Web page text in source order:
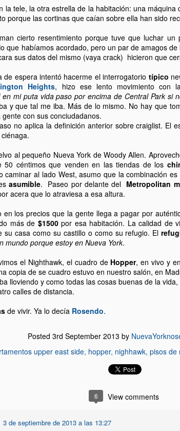
la tele, la otra estrella de la habitación: una máquina
porque las cortinas que caían sobre ella han sido
cierto resentimiento porque tuve que luchar
que habíamos acordado, pero un par de amagos
sus datos del mismo (vaya crack) hicieron que
de espera intentó hacerme el interrogatorio típico
Heights, hizo ese lento movimiento con
en mi puta vida paso por encima de Central Park si
y que tal me iba. Más de lo mismo. No hay que
gente con sus conciudadanos.
no aplica la definición anterior sobre craiglist. El
al pequeño Nueva York de Woody Allen.
50 céntimos que venden en las tiendas de los
caminar al lado West, asumo que la combinación
asumible. Paseo por delante del Metropolitan
acera que lo atraviesa a esa altura.
en los precios que la gente llega a pagar por
más de $1500por esa habitación. La calidad de
su casa como su castillo o como su refugio. El
mundo porque estoy en Nueva York.
el Nighthawk, el cuadro de Hopper, en vivo y
copia de se cuadro estuvo en nuestro salón, en
lloviendo y como todas las cosas buenas de la
calles de distancia.
de vivir. Ya lo decía Rosendo.
Posted 3rd September 2013 by
upper east side hopper nighhawk pisos de
6 View comments
3 de septiembre de 2013 a las 13:27
de Stanley Kubrick tomadas en 1946 me han parecido tan
impresionantes que he decidido volver sobre el tema.
Es bien conocido su insoportable calor en verano, sus
paneles diarios plagados de cambios de ruta, los tramos
infinitos, el olor de sus ascensores, su infraestructura
AUG
15
EEUU: Inspiring, la palabra maldita
Navegando por Netflix (portal disponible en EEUU
dólares al mes, tienes acceso a miles de películas,
documentales varios) me he topado con una serie de
sobre motivación personal. Auditorios llenos, dientes
exaltación.
De repente me han venido a la memoria las famosas
Emilio Duró y la pequeña revolución que hubo en torno a
Buenafuente incluido, hace tres o cuatro años.
25
griega.
Si algo sé de Nueva York es que no sé nada a cerca de
Siempre he preferido la luz del día. Me muevo mejor y
mis años de universidad, cuando llegué a Madrid sin
nada creyendo que sabía mucho de todo.
Hechas las aclaraciones, y las presentaciones, paso a
Nueva York.
La ciudad y su gentes en el verano de 1969. Me
impresionado la autenticidad que desprenden las
Sospecho que ese espíritu todavía esta presente.
Julio en Nueva York es como el Agosto de Madrid, todo el